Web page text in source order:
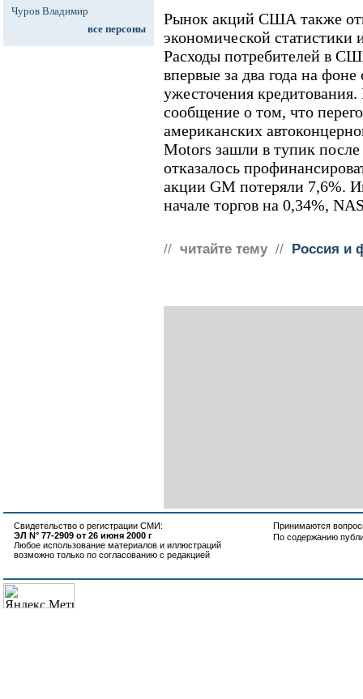
Чуров Владимир
все персоны
Рынок акций США также
экономической статистики
Расходы потребителей в
впервые за два года на
ужесточения
сообщение о том, что
американских
Motors зашли в тупик после
отказалось
акции GM потеряли 7,6%.
начале торгов на 0,34%,
// читайте тему // Россия и
Свидетельство о регистрации СМИ:
ЭЛ N° 77-2909 от 26 июня 2000 г
Любое использование материалов и иллюстраций
возможно только по согласованию с редакцией
Принимаются
По содержанию